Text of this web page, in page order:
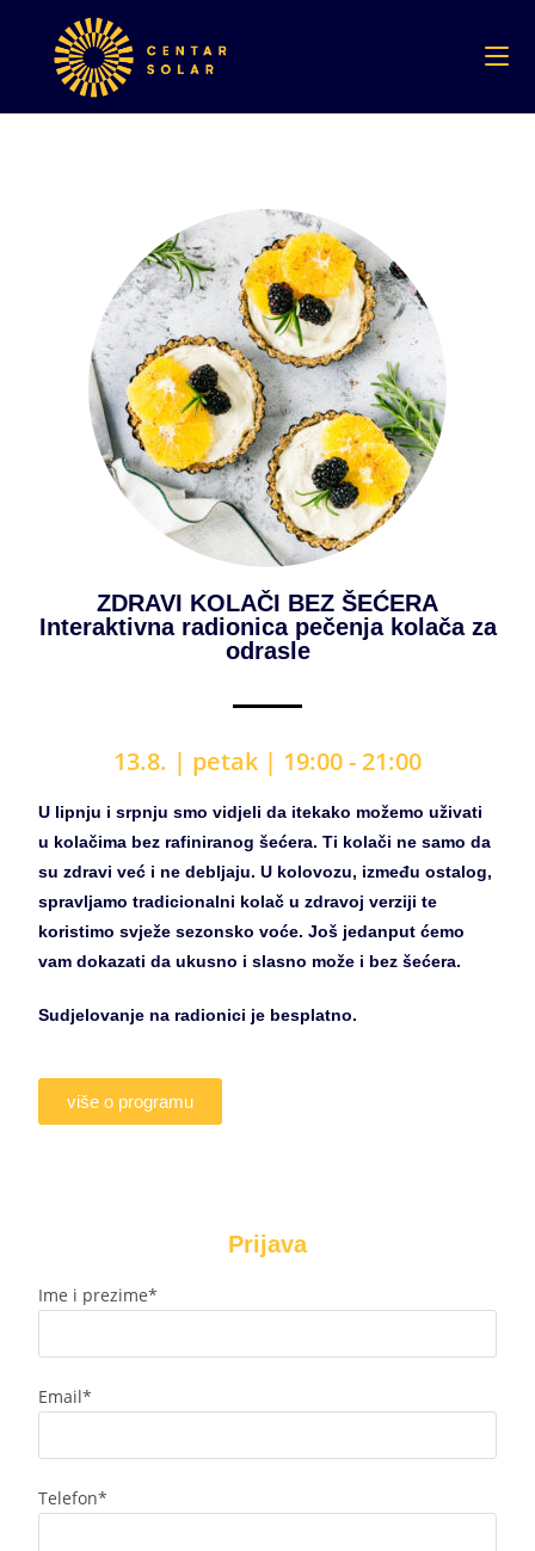
ZDRAVI KOLAČI BEZ ŠEĆERA
Interaktivna radionica pečenja kolača za
odrasle
13.8. | petak | 19:00 - 21:00
U lipnju i srpnju smo vidjeli da itekako možemo uživati
u kolačima bez rafiniranog šećera. Ti kolači ne samo da
su zdravi već i ne debljaju. U kolovozu, između ostalog,
spravljamo tradicionalni kolač u zdravoj verziji te
koristimo svježe sezonsko voće. Još jedanput ćemo
vam dokazati da ukusno i slasno može i bez šećera.
Sudjelovanje na radionici je besplatno.
više o programu
Prijava
Ime i prezime*
Email*
Telefon*